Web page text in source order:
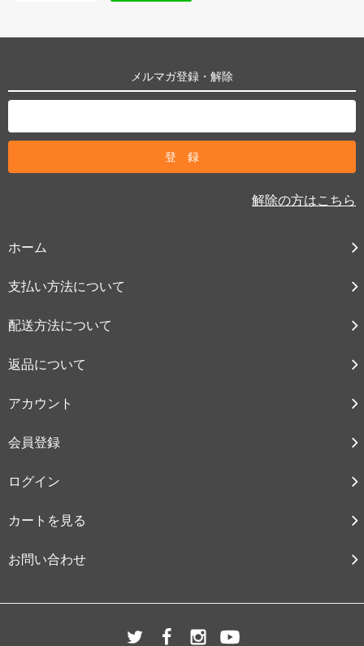
メルマガ登録・解除
解除の方はこちら
ホーム
支払い方法について
配送方法について
返品について
アカウント
会員登録
ログイン
カートを見る
お問い合わせ